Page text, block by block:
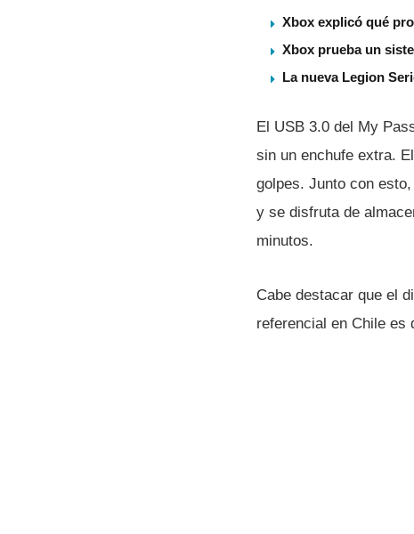
Xbox explicó qué
Xbox prueba un
La nueva Legion
El USB 3.0 del My
sin un enchufe extra.
golpes. Junto con
y se disfruta de
minutos.
Cabe destacar que el
referencial en Chile es